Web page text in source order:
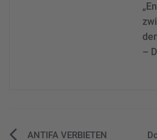
–
ANTIFA VERBIETEN